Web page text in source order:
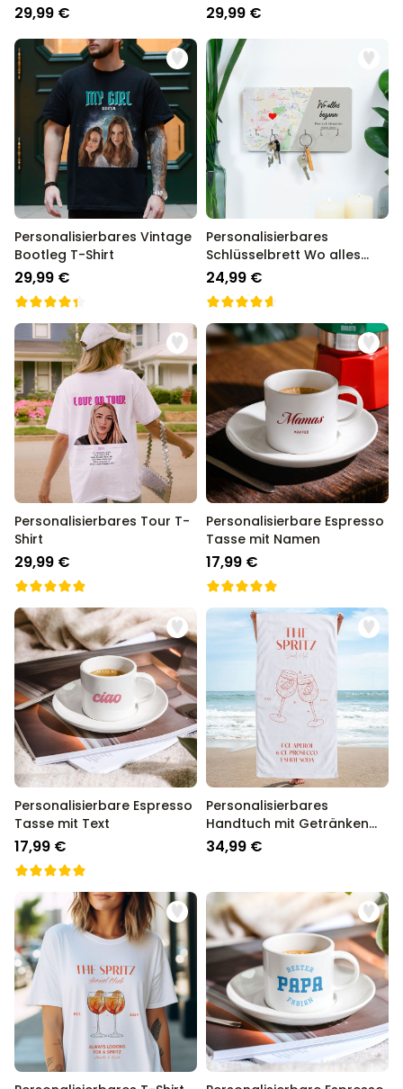
29,99 € 29,99 €
Personalisierbares Vintage
Bootleg T-Shirt
29,99 €
Personalisierbares
Schlüsselbrett Wo alles
Begann
24,99 €
Personalisierbares Tour T-
Shirt
29,99 €
Personalisierbare Espresso
Tasse mit Namen
17,99 €
Personalisierbare Espresso
Tasse mit Text
17,99 €
Personalisierbares
Handtuch mit Getränken
und Text
34,99 €